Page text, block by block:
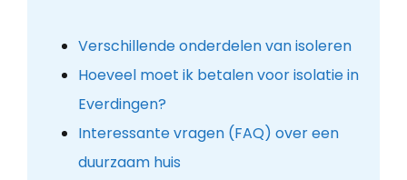
Verschillende onderdelen van isoleren
Hoeveel moet ik betalen voor isolatie in
Everdingen?
Interessante vragen (FAQ) over een
duurzaam huis